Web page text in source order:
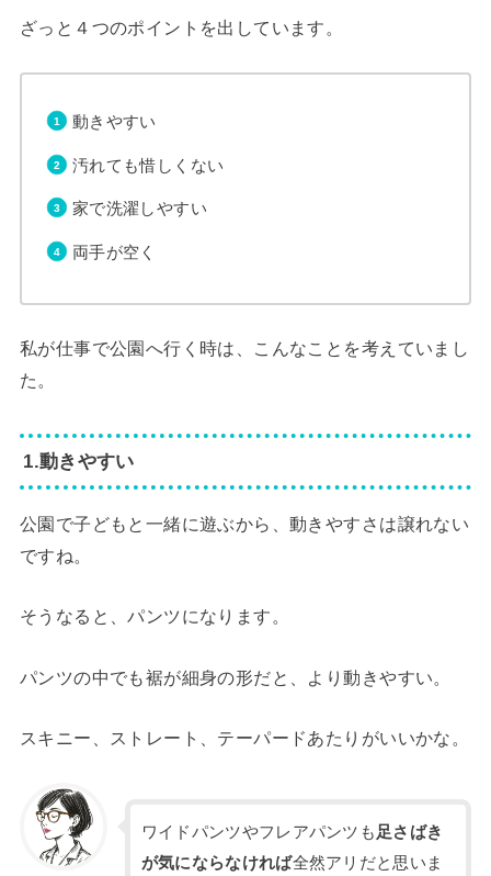
ざっと４つのポイントを出しています。
動きやすい
汚れても惜しくない
家で洗濯しやすい
両手が空く
私が仕事で公園へ行く時は、こんなことを考えていまし
た。
1.動きやすい
公園で子どもと一緒に遊ぶから、動きやすさは譲れない
ですね。
そうなると、パンツになります。
パンツの中でも裾が細身の形だと、より動きやすい。
スキニー、ストレート、テーパードあたりがいいかな。
ワイドパンツやフレアパンツも 足さばき
が気にならなければ全然アリだと思いま